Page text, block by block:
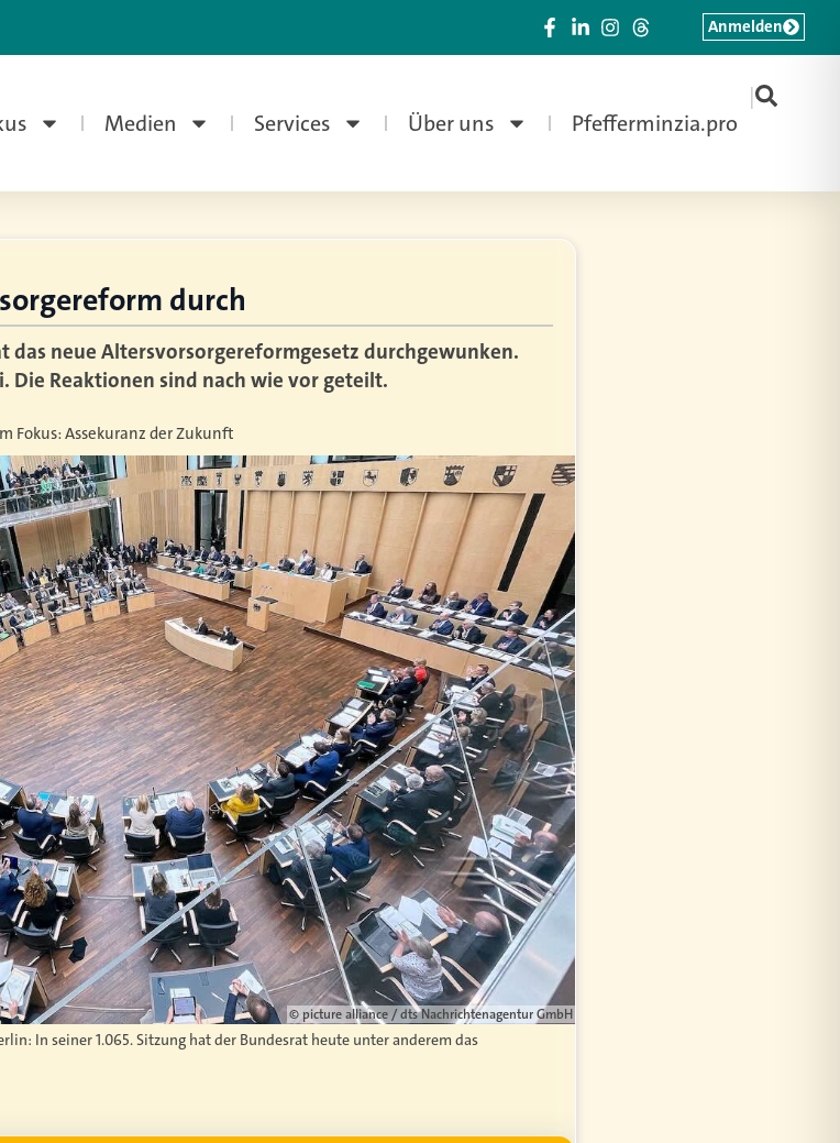
Medien Services Über uns Pfefferminzia.pro
|
Anmelden
durch
das neue Altersvorsorgereformgesetz durchgewunken.
Die Reaktionen sind nach wie vor geteilt.
Fokus: Assekuranz der Zukunft
© picture alliance / dts Nachrichtenagentur GmbH
In seiner 1.065. Sitzung hat der Bundesrat heute unter anderem das